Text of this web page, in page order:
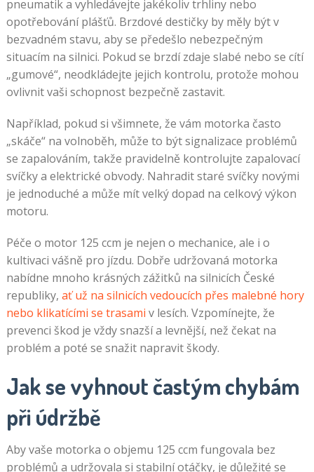
pneumatik a vyhledávejte jakékoliv trhliny nebo
opotřebování plášťů. Brzdové destičky by měly být v
bezvadném stavu, aby se předešlo nebezpečným
situacím na silnici. Pokud se brzdí zdaje slabé nebo se cítí
„gumové“, neodkládejte jejich kontrolu, protože mohou
ovlivnit vaši schopnost bezpečně zastavit.
Například, pokud si všimnete, že vám motorka často
„skáče“ na volnoběh, může to být signalizace problémů
se zapalováním, takže pravidelně kontrolujte zapalovací
svíčky a elektrické obvody. Nahradit staré svíčky novými
je jednoduché a může mít velký dopad na celkový výkon
motoru.
Péče o motor 125 ccm je nejen o mechanice, ale i o
kultivaci vášně pro jízdu. Dobře udržovaná motorka
nabídne mnoho krásných zážitků na silnicích České
republiky, ať už na silnicích vedoucích přes malebné hory
nebo klikatícími se trasami v lesích. Vzpomínejte, že
prevenci škod je vždy snazší a levnější, než čekat na
problém a poté se snažit napravit škody.
Jak se vyhnout častým chybám
při údržbě
Aby vaše motorka o objemu 125 ccm fungovala bez
problémů a udržovala si stabilní otáčky, je důležité se